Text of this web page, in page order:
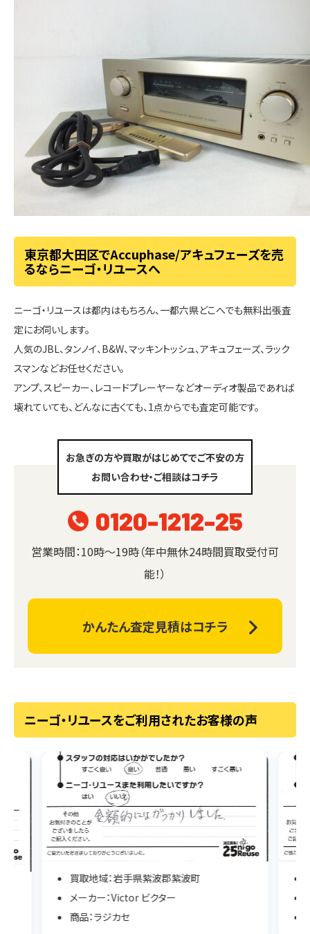
東京都大田区でAccuphase/アキュフェーズを売
るならニーゴ・リユースへ
ニーゴ・リユースは都内はもちろん、一都六県どこへでも無料出張査
定にお伺いします。
人気のJBL、タンノイ、B&W、マッキントッシュ、アキュフェーズ、ラック
スマンなどお任せください。
アンプ、スピーカー、レコードプレーヤーなどオーディオ製品であれば
壊れていても、どんなに古くても、1点からでも査定可能です。
お急ぎの方や買取がはじめてでご不安の方
お問い合わせ・ご相談はコチラ
0120-1212-25
営業時間：10時～19時（年中無休24時間買取受付可
能！）
かんたん査定見積はコチラ
ニーゴ・リユースをご利用されたお客様の声
買取地域：岩手県紫波郡紫波町
メーカー：Victor ビクター
商品：ラジカセ